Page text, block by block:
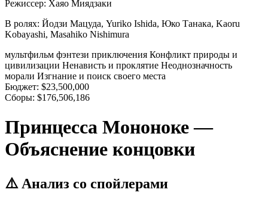
Режиссер: Хаяо Миядзаки
В ролях: Йодзи Мацуда, Yuriko Ishida, Юко Танака, Kaoru
Kobayashi, Masahiko Nishimura
мультфильм фэнтези приключения Конфликт природы и
цивилизации Ненависть и проклятие Неоднозначность
морали Изгнание и поиск своего места
Бюджет: $23,500,000
Сборы: $176,506,186
Принцесса Мононоке —
Объяснение концовки
⚠️ Анализ со спойлерами